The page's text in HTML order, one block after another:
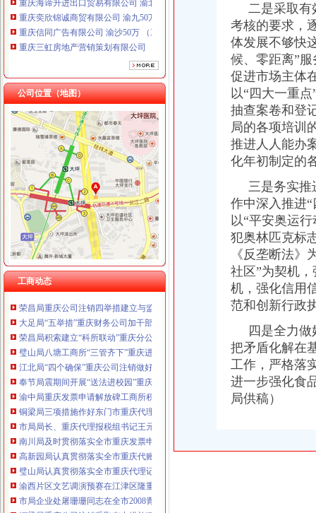
重庆奕欣锦诚商贸有限公司 渝九50万 （工商注册）
重庆信同广告有限公司 渝沙50万 （工商注册）
重庆三虹房地产营销策划有限公司
重庆鸽牌电线电缆有限公司 渝北10010万 (进出口权)
重庆科发表面处理有限责任公司 渝北800万 （进出口权）
重庆傲志众达投资咨询有限责任公司 渝九1000万 （增资）
重庆臣夫商贸有限公司 （执照专让）
重庆卿倾商贸有限责任公司 渝江100万 （工商注册）
重庆国洪体育设施有限公司
重庆星竣贸易有限责任公司 渝中100万 （进出口权）
重庆海谛升进出口贸易有限公司 渝北100万 （进出口权）
重庆奕欣锦诚商贸有限公司 渝九50万 （工商注册）
重庆信同广告有限公司 渝沙50万 （工商注册）
重庆三虹房地产营销策划有限公司
公司位置（地图）
工商动态
工商动态
开县局重庆财务公司四项标准贯彻落实节油节电节能工作要求
城口局全面启动“四大一重点”重庆代理记账工作
巫溪局重庆公司注销从三方面提高数据质量
渝北局重庆进出口权举办全区企业信用体系建设成员单位数据交换培训
铜梁局重庆公司注销四个方面抓好奥运期间安全稳定工作
合川局重庆进出口权建立销人员个人信息库
南川局重庆公司注销六项措施化商业贿赂理工作
渝中局重庆代理报税较场口所为北川灾区孩子欢庆节日
南局重庆代理报税办结三起股权出质登记为企业融资1416万元
市重庆分公司注册局认真部署奥运火炬递赞助商广告宣及市场工作
中纪委监察部驻国家工商总局纪检组监察局调研组对我市重庆代账公司工商系
大足局“五举措”重庆财务公司加干部队伍建设
荣昌局积索建立“科所联动”重庆分公司注册机制
璧山局八塘工商所“三管齐下”重庆进出口权对市场秩序实施有效监管
江北局“四个确保”重庆公司注销做好灾后食品安全工作
奉节局震期间开展“送法进校园”重庆财务公司活动受好评
渝中局重庆发票申请解放碑工商所积造工商巡逻车流动岗哨
铜梁局三项措施作好东门市重庆代理记账场震救灾工作
市局局长、重庆代理报税组书记王元楷率队到北碚局东所了解灾
南川局及时贯彻落实全市重庆发票申请工商局长座谈会精
高新园局认真贯彻落实全市重庆代账公司工商行政管理局长座谈会议精
璧山局认真贯彻落实全市重庆代理记账工商行政管理局长座谈会精
渝西片区文艺调演预赛在江津区隆重举行
市局企业处屠珊珊同志在全市2008青年人才论坛获“优秀论文”重庆代账公司
铜梁局重庆公司注销采取有力措施狠抓数据质量建设
二是采取有
考核的要求，
体发展不够快
候、零距离”
促进市场主体
以“四大一重
抽查案卷和登
局的各项培训
推进人人能办
化年初制定的
三是务实推
作中深入推进
以“平安奥运
犯奥林匹克标
《反垄断法
社区”为契机
机，强化信用
范和创新行政
四是全力
把矛盾化解在
工作，严格落
进一步强化食
局供稿）